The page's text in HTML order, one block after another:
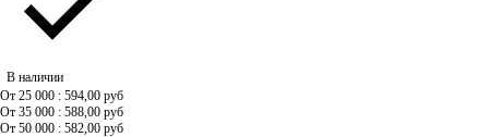
В наличии
От 25 000 : 594,00 руб
От 35 000 : 588,00 руб
От 50 000 : 582,00 руб